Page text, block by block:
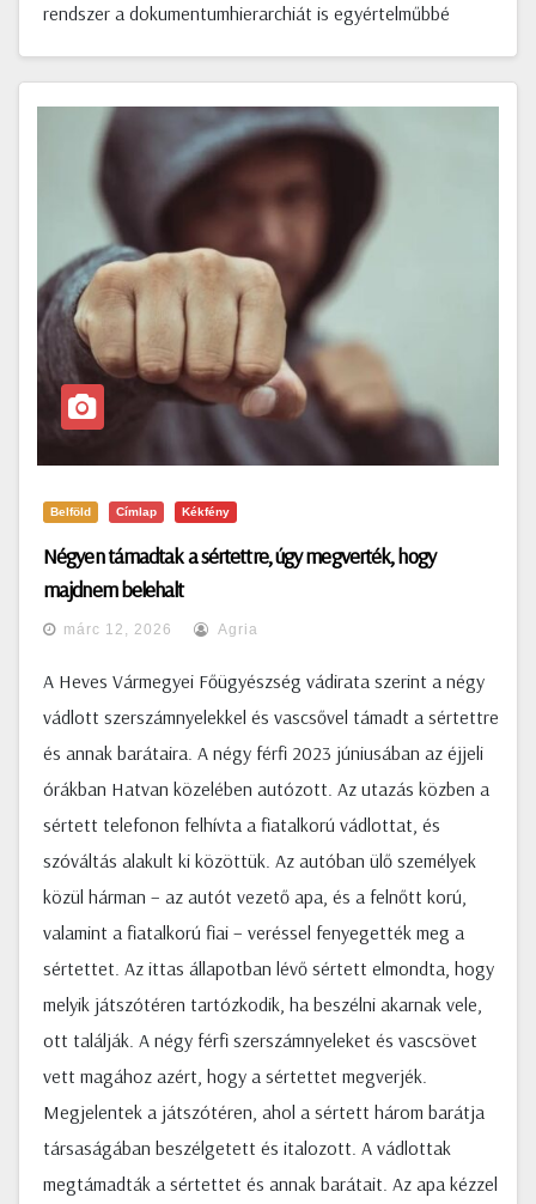
rendszer a dokumentumhierarchiát is egyértelműbbé
Belföld Címlap Kékfény
Négyen támadtak a sértettre, úgy megverték, hogy
majdnem belehalt
márc 12, 2026 Agria
A Heves Vármegyei Főügyészség vádirata szerint a négy
vádlott szerszámnyelekkel és vascsővel támadt a sértettre
és annak barátaira. A négy férfi 2023 júniusában az éjjeli
órákban Hatvan közelében autózott. Az utazás közben a
sértett telefonon felhívta a fiatalkorú vádlottat, és
szóváltás alakult ki közöttük. Az autóban ülő személyek
közül hárman – az autót vezető apa, és a felnőtt korú,
valamint a fiatalkorú fiai – veréssel fenyegették meg a
sértettet. Az ittas állapotban lévő sértett elmondta, hogy
melyik játszótéren tartózkodik, ha beszélni akarnak vele,
ott találják. A négy férfi szerszámnyeleket és vascsövet
vett magához azért, hogy a sértettet megverjék.
Megjelentek a játszótéren, ahol a sértett három barátja
társaságában beszélgetett és italozott. A vádlottak
megtámadták a sértettet és annak barátait. Az apa kézzel